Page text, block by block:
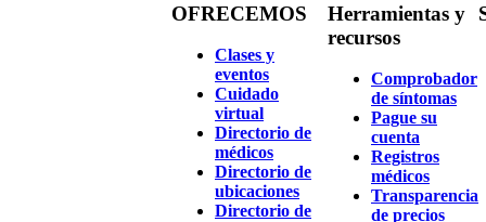
OFRECEMOS
Clases y
eventos
Cuidado
virtual
Directorio de
médicos
Directorio de
ubicaciones
Directorio de
Herramientas y
recursos
Comprobador
de síntomas
Pague su
cuenta
Registros
médicos
Transparencia
de precios